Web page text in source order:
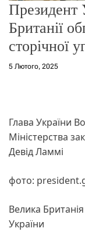
Президент
Британії
сторічної
5 Лютого, 2025
Глава України
Міністерства
Девід Ламмі
фото:
Велика
України